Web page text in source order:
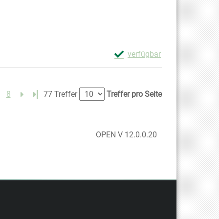
verfügbar
Exemplar-Details von
Zum Download von externem
8 Letzte Seite
77 Treffer
Treffer pro Seite
OPEN V 12.0.0.20